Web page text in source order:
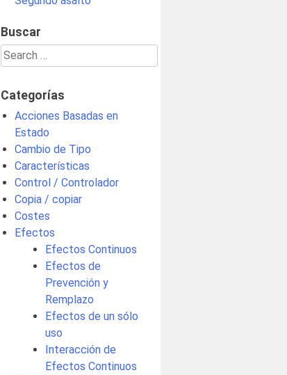
Buscar
Search
for:
Categorías
Acciones Basadas en
Estado
Cambio de Tipo
Características
Control / Controlador
Copia / copiar
Costes
Efectos
Efectos Continuos
Efectos de
Prevención y
Remplazo
Efectos de un sólo
uso
Interacción de
Efectos Continuos